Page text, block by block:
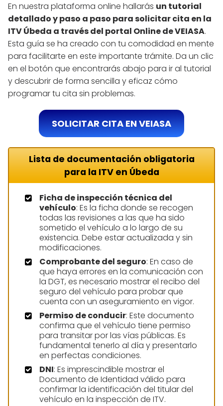
En nuestra plataforma online hallarás un tutorial
detallado y paso a paso para solicitar cita en la
ITV Úbeda a través del portal Online de VEIASA.
Esta guía se ha creado con tu comodidad en mente
para facilitarte en este importante trámite. Da un clic
en el botón que encontrarás abajo para ir al tutorial
y descubrir de forma sencilla y eficaz cómo
programar tu cita sin problemas.
SOLICITAR CITA EN VEIASA
Lista de documentación obligatoria
para la ITV en Úbeda
Ficha de inspección técnica del
vehículo: Es la ficha donde se recogen
todas las revisiones a las que ha sido
sometido el vehículo a lo largo de su
existencia. Debe estar actualizada y sin
modificaciones.
Comprobante del seguro: En caso de
que haya errores en la comunicación con
la DGT, es necesario mostrar el recibo del
seguro del vehículo para probar que
cuenta con un aseguramiento en vigor.
Permiso de conducir: Este documento
confirma que el vehículo tiene permiso
para transitar por las vías públicas. Es
fundamental tenerlo al día y presentarlo
en perfectas condiciones.
DNI: Es imprescindible mostrar el
Documento de Identidad válido para
confirmar la identificación del titular del
vehículo en la inspección de ITV.